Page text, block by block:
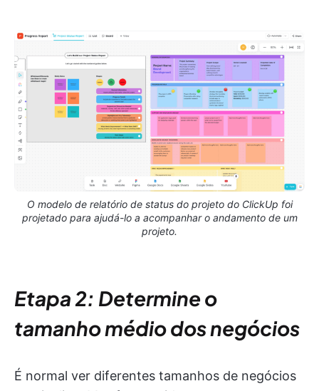
O modelo de relatório de status do projeto do ClickUp foi
projetado para ajudá-lo a acompanhar o andamento de um
projeto.
Etapa 2: Determine o
tamanho médio dos negócios
É normal ver diferentes tamanhos de negócios